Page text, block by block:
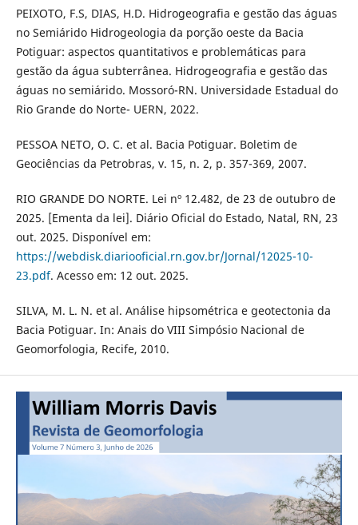
PEIXOTO, F.S, DIAS, H.D. Hidrogeografia e gestão das águas
no Semiárido Hidrogeologia da porção oeste da Bacia
Potiguar: aspectos quantitativos e problemáticas para
gestão da água subterrânea. Hidrogeografia e gestão das
águas no semiárido. Mossoró-RN. Universidade Estadual do
Rio Grande do Norte- UERN, 2022.
PESSOA NETO, O. C. et al. Bacia Potiguar. Boletim de
Geociências da Petrobras, v. 15, n. 2, p. 357-369, 2007.
RIO GRANDE DO NORTE. Lei nº 12.482, de 23 de outubro de
2025. [Ementa da lei]. Diário Oficial do Estado, Natal, RN, 23
out. 2025. Disponível em:
https://webdisk.diariooficial.rn.gov.br/Jornal/12025-10-
23.pdf. Acesso em: 12 out. 2025.
SILVA, M. L. N. et al. Análise hipsométrica e geotectonia da
Bacia Potiguar. In: Anais do VIII Simpósio Nacional de
Geomorfologia, Recife, 2010.